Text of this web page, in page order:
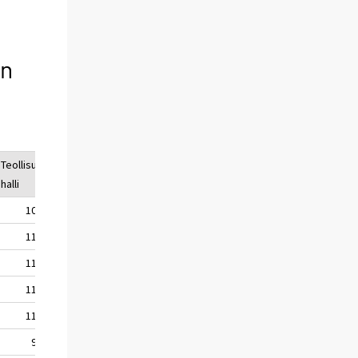
Teollisuus-
halli
100,0
111,8
115,0
117,2
118,0
97,8